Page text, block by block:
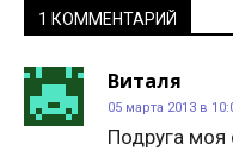
1 КОММЕНТАРИЙ
Виталя
05 марта 2013 в
Подруга моя